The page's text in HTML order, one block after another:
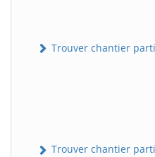
Trouver chantier
Trouver chantier